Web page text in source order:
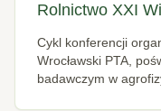
Rolnictwo XXI
Cykl konferencji
Wrocławski PTA,
badawczym w